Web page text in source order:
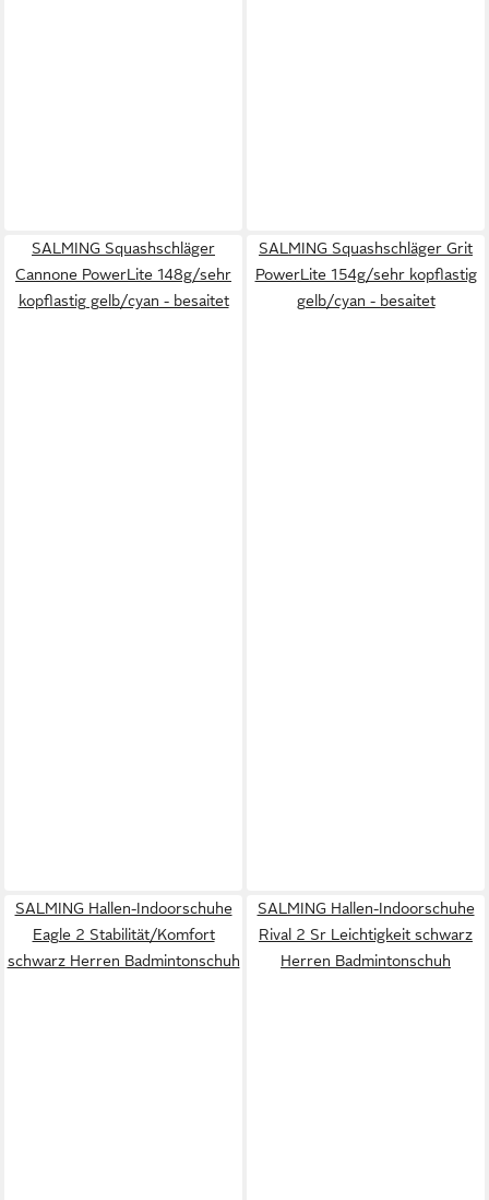
SALMING Squashschläger
Cannone PowerLite 148g/sehr
kopflastig gelb/cyan - besaitet
SALMING Squashschläger Grit
PowerLite 154g/sehr kopflastig
gelb/cyan - besaitet
SALMING Hallen-Indoorschuhe
Eagle 2 Stabilität/Komfort
schwarz Herren Badmintonschuh
SALMING Hallen-Indoorschuhe
Rival 2 Sr Leichtigkeit schwarz
Herren Badmintonschuh